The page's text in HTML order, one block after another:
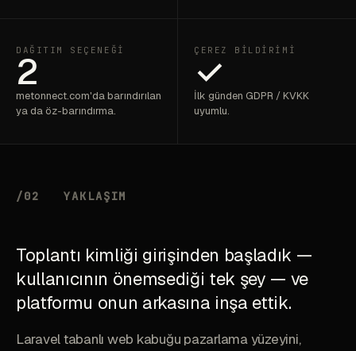
DAĞITIM SEÇENEĞI
2
metonnect.com'da barındırılan
ya da öz-barındırma.
ÇEREZ BILDIRIMI
✓
İlk günden GDPR / KVKK
uyumlu.
/02 YAKLAŞIM
Toplantı kimliği girişinden başladık —
kullanıcının önemsediği tek şey — ve
platformu onun arkasına inşa ettik.
Laravel tabanlı web kabuğu pazarlama yüzeyini,